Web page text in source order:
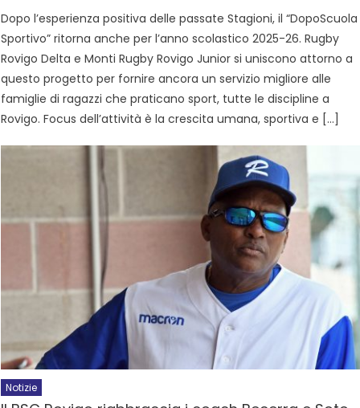
Dopo l’esperienza positiva delle passate Stagioni, il “DopoScuola
Sportivo” ritorna anche per l’anno scolastico 2025-26. Rugby
Rovigo Delta e Monti Rugby Rovigo Junior si uniscono attorno a
questo progetto per fornire ancora un servizio migliore alle
famiglie di ragazzi che praticano sport, tutte le discipline a
Rovigo. Focus dell’attività è la crescita umana, sportiva e […]
Notizie